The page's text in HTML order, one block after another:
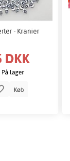
- Kranier
DKK
På lager
Køb